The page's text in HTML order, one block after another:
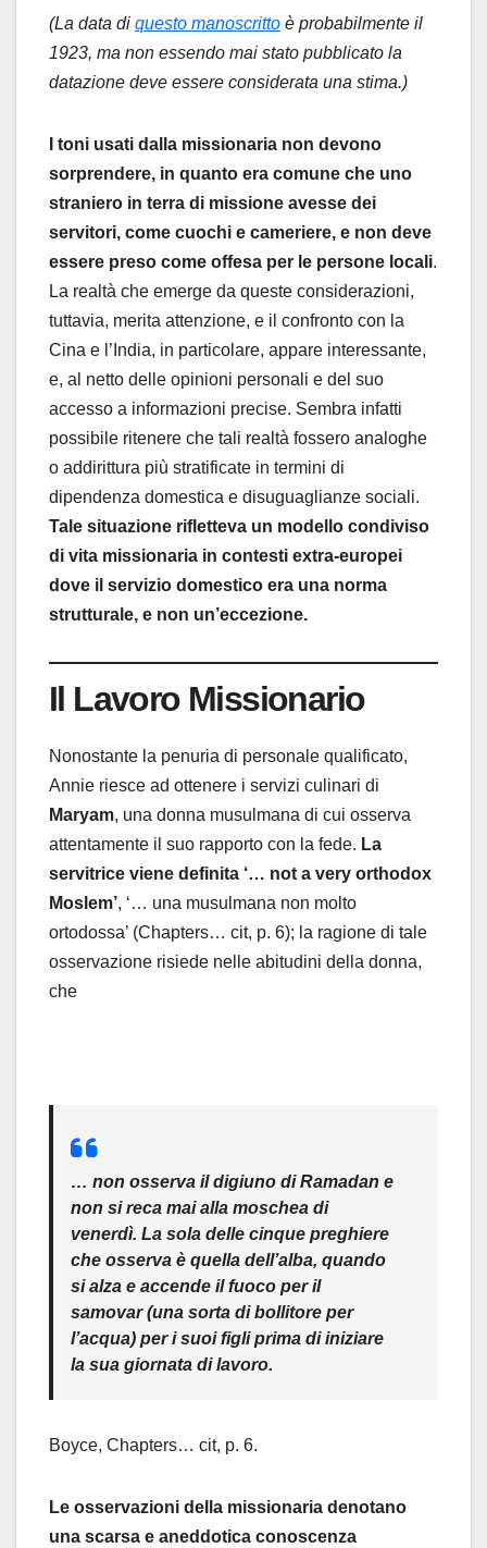
(La data di questo manoscritto è probabilmente il
1923, ma non essendo mai stato pubblicato la
datazione deve essere considerata una stima.)
I toni usati dalla missionaria non devono
sorprendere, in quanto era comune che uno
straniero in terra di missione avesse dei
servitori, come cuochi e cameriere, e non deve
essere preso come offesa per le persone locali.
La realtà che emerge da queste considerazioni,
tuttavia, merita attenzione, e il confronto con la
Cina e l’India, in particolare, appare interessante,
e, al netto delle opinioni personali e del suo
accesso a informazioni precise. Sembra infatti
possibile ritenere che tali realtà fossero analoghe
o addirittura più stratificate in termini di
dipendenza domestica e disuguaglianze sociali.
Tale situazione rifletteva un modello condiviso
di vita missionaria in contesti extra-europei
dove il servizio domestico era una norma
strutturale, e non un’eccezione.
Il Lavoro Missionario
Nonostante la penuria di personale qualificato,
Annie riesce ad ottenere i servizi culinari di
Maryam, una donna musulmana di cui osserva
attentamente il suo rapporto con la fede. La
servitrice viene definita ‘… not a very orthodox
Moslem’, ‘… una musulmana non molto
ortodossa’ (Chapters… cit, p. 6); la ragione di tale
osservazione risiede nelle abitudini della donna,
che
… non osserva il digiuno di Ramadan e
non si reca mai alla moschea di
venerdì. La sola delle cinque preghiere
che osserva è quella dell’alba, quando
si alza e accende il fuoco per il
samovar (una sorta di bollitore per
l’acqua) per i suoi figli prima di iniziare
la sua giornata di lavoro.
Boyce, Chapters… cit, p. 6.
Le osservazioni della missionaria denotano
una scarsa e aneddotica conoscenza